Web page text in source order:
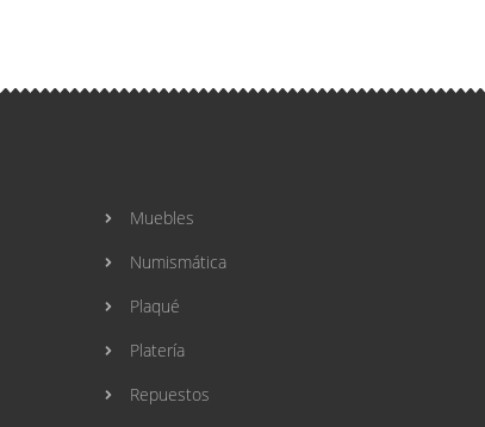
Muebles
Numismática
Plaqué
Platería
Repuestos